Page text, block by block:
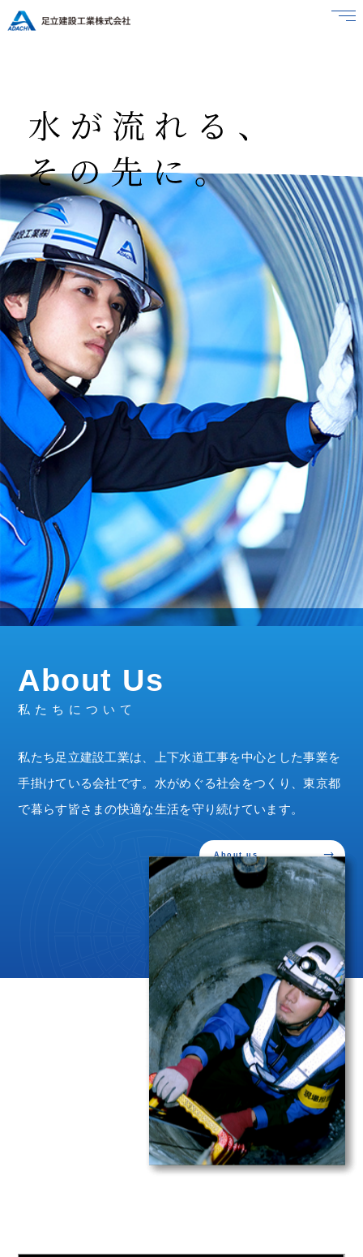
About Us
私たちについて
私たち足立建設工業は、上下水道工事を中心とした事業を
手掛けている会社です。水がめぐる社会をつくり、東京都
で暮らす皆さまの快適な生活を守り続けています。
About us trending_flat